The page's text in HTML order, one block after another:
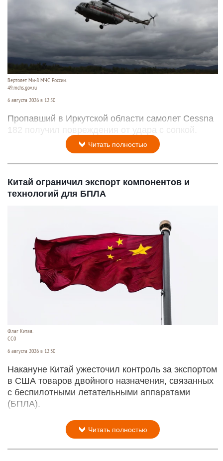
Вертолет Ми-8 МЧС России.
49.mchs.gov.ru
6 августа 2026 в 12:50
Пропавший в Иркутской области самолет Cessna
182 получил повреждения от удара с сопкой.
Читать полностью
Китай ограничил экспорт компонентов и
технологий для БПЛА
Флаг Китая.
CC0
6 августа 2026 в 12:30
Накануне Китай ужесточил контроль за экспортом
в США товаров двойного назначения, связанных
с беспилотными летательными аппаратами
(БПЛА).
Читать полностью